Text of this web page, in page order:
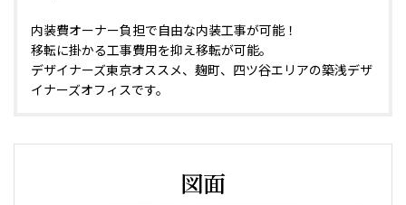
内装費オーナー負担で自由な内装工事が可能！
移転に掛かる工事費用を抑え移転が可能。
デザイナーズ東京オススメ、麹町、四ツ谷エリアの築浅デザ
イナーズオフィスです。
図面